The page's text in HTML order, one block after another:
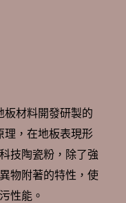
板材料開發研製的
理，在地板表現形
技陶瓷粉，除了強
物附著的特性，使
性能。